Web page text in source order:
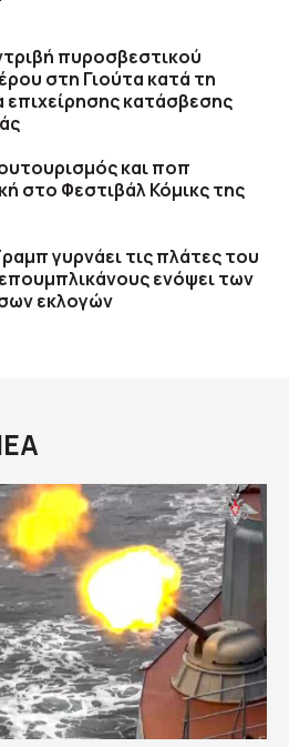
πυροσβεστικού
στη Γιούτα κατά τη
επιχείρησης κατάσβεσης
και ποπ
στο Φεστιβάλ Κόμικς της
γυρνάει τις πλάτες του
ενόψει των
εκλογών